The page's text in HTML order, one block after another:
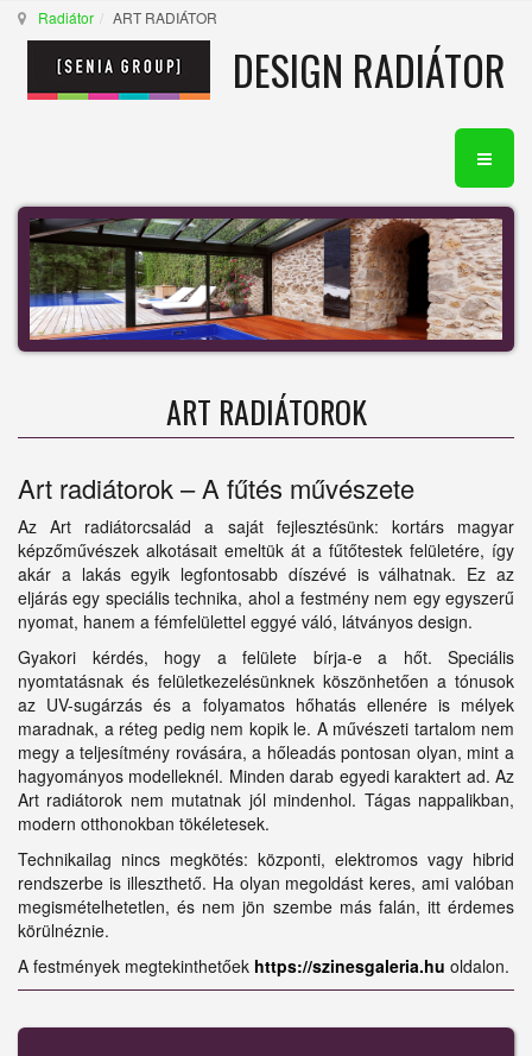
Radiátor ART RADIÁTOR
DESIGN RADIÁTOR
ART RADIÁTOROK
Art radiátorok – A fűtés művészete
Az Art radiátorcsalád a saját fejlesztésünk: kortárs magyar
képzőművészek alkotásait emeltük át a fűtőtestek felületére, így
akár a lakás egyik legfontosabb díszévé is válhatnak. Ez az
eljárás egy speciális technika, ahol a festmény nem egy egyszerű
nyomat, hanem a fémfelülettel eggyé váló, látványos design.
Gyakori kérdés, hogy a felülete bírja-e a hőt. Speciális
nyomtatásnak és felületkezelésünknek köszönhetően a tónusok
az UV-sugárzás és a folyamatos hőhatás ellenére is mélyek
maradnak, a réteg pedig nem kopik le. A művészeti tartalom nem
megy a teljesítmény rovására, a hőleadás pontosan olyan, mint a
hagyományos modelleknél. Minden darab egyedi karaktert ad. Az
Art radiátorok nem mutatnak jól mindenhol. Tágas nappalikban,
modern otthonokban tökéletesek.
Technikailag nincs megkötés: központi, elektromos vagy hibrid
rendszerbe is illeszthető. Ha olyan megoldást keres, ami valóban
megismételhetetlen, és nem jön szembe más falán, itt érdemes
körülnéznie.
A festmények megtekinthetőek https://szinesgaleria.hu oldalon.